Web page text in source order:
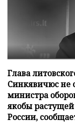
Глава
Синкявичюс не
министра
якобы растущей
России,